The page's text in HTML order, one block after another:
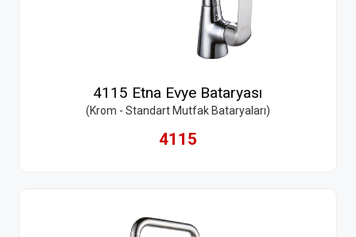
4115 Etna Evye Bataryası
(Krom - Standart Mutfak Bataryaları)
4115